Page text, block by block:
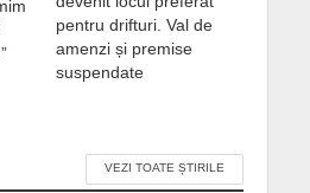
pentru drifturi. Val de
amenzi și premise
suspendate
VEZI TOATE ȘTIRILE